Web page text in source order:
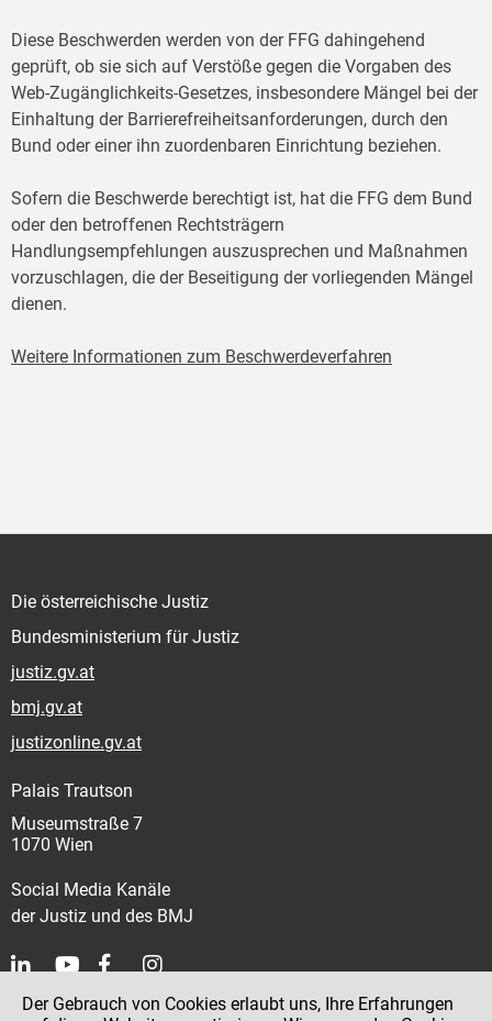
Diese Beschwerden werden von der FFG dahingehend
geprüft, ob sie sich auf Verstöße gegen die Vorgaben des
Web-Zugänglichkeits-Gesetzes, insbesondere Mängel bei der
Einhaltung der Barrierefreiheitsanforderungen, durch den
Bund oder einer ihn zuordenbaren Einrichtung beziehen.
Sofern die Beschwerde berechtigt ist, hat die FFG dem Bund
oder den betroffenen Rechtsträgern
Handlungsempfehlungen auszusprechen und Maßnahmen
vorzuschlagen, die der Beseitigung der vorliegenden Mängel
dienen.
Weitere Informationen zum Beschwerdeverfahren
Die österreichische Justiz
Bundesministerium für Justiz
justiz.gv.at
bmj.gv.at
justizonline.gv.at
Palais Trautson
Museumstraße 7
1070 Wien
Social Media Kanäle
der Justiz und des BMJ
Kontakt
Der Gebrauch von Cookies erlaubt uns, Ihre Erfahrungen